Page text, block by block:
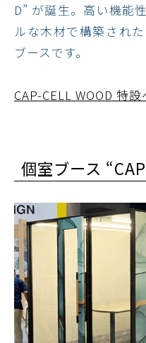
D” が誕生。​高い機能
ルな木材で構築され
ブースです。
CAP-CELL WOOD 特
個室ブース